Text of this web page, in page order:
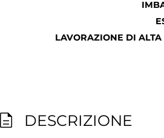
LAVORAZIONE DI
DESCRIZIONE